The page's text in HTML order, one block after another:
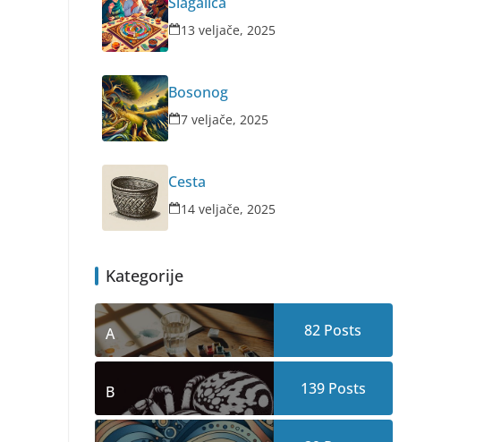
13 veljače, 2025
Bosonog
7 veljače, 2025
Cesta
14 veljače, 2025
Kategorije
A 82 Posts
B 139Posts